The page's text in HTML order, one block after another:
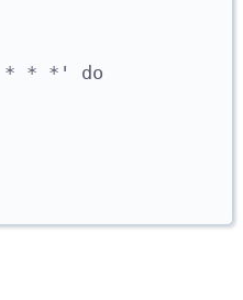
* * * '
do